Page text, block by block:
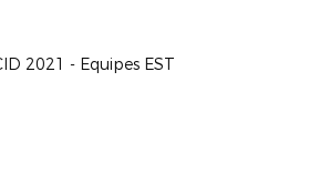
2021 - Equipes EST